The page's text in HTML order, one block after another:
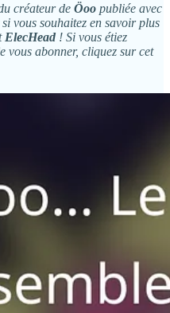
créateur de Öoo publiée avec
vous souhaitez en savoir plus
ElecHead ! Si vous étiez
vous abonner, cliquez sur cet